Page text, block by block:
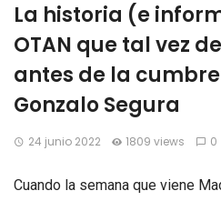
La historia (e
OTAN que tal vez
antes de la
Gonzalo Segura
24 junio 2022 1809 views 0
Cuando la semana que viene